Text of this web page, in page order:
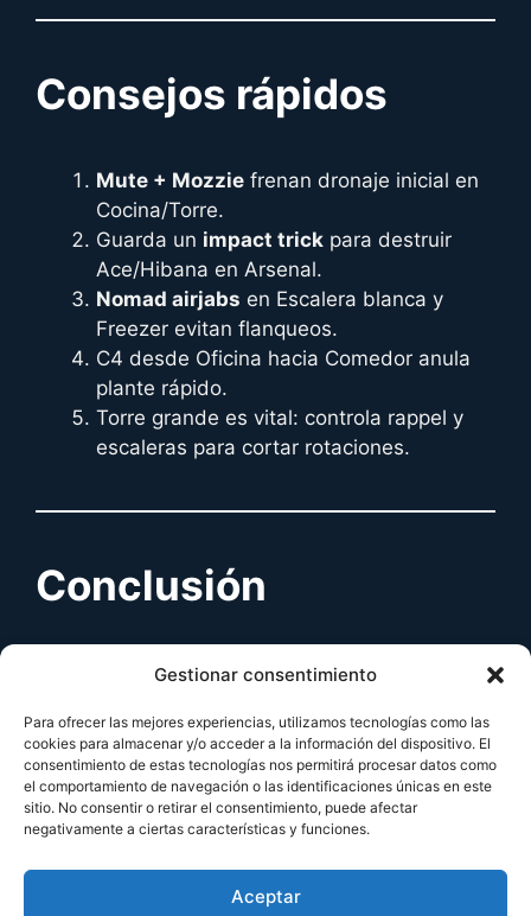
Gestionar consentimiento
Para ofrecer las mejores experiencias, utilizamos tecnologías como las
cookies para almacenar y/o acceder a la información del dispositivo. El
consentimiento de estas tecnologías nos permitirá procesar datos como
el comportamiento de navegación o las identificaciones únicas en este
sitio. No consentir o retirar el consentimiento, puede afectar
negativamente a ciertas características y funciones.
Aceptar
Consejos rápidos
Mute + Mozzie frenan dronaje inicial en
Cocina/Torre.
Guarda un impact trick para destruir
Ace/Hibana en Arsenal.
Nomad airjabs en Escalera blanca y
Freezer evitan flanqueos.
C4 desde Oficina hacia Comedor anula
plante rápido.
Torre grande es vital: controla rappel y
escaleras para cortar rotaciones.
Conclusión
controlar escaleras, usar
diferencia. Con buenas rotaciones, refuerzos y
sinergias de utilidad, dominarás cada ronda en
este clásico granero americano.
No te pierdas: